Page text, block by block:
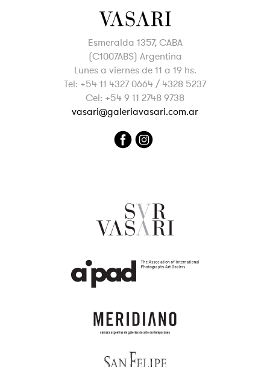
Esmeralda 1357, CABA
(C1007ABS) Argentina
Lunes a viernes de 11 a 19 hs.
Tel: +54 11 4327 0664 / 4328 5237
Cel: +54 9 11 2748 9738
vasari@galeriavasari.com.ar